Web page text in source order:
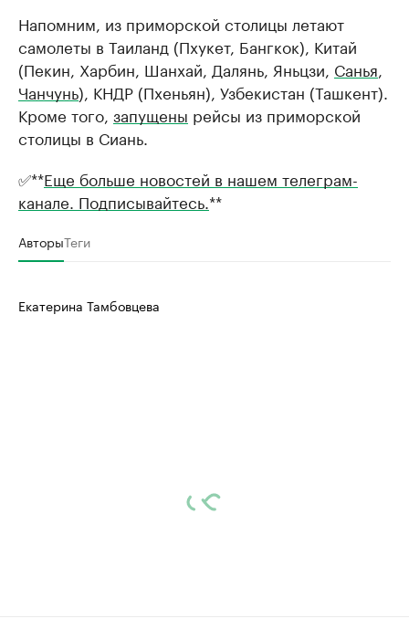
Напомним, из приморской столицы летают
самолеты в Таиланд (Пхукет, Бангкок), Китай
(Пекин, Харбин, Шанхай, Далянь, Яньцзи, Санья
Чанчунь), КНДР (Пхеньян), Узбекистан (Ташкент).
Кроме того, запущены рейсы из приморской
столицы в Сиань.
✅**Еще больше новостей в нашем телеграм-
канале. Подписывайтесь. **
АвторыТеги
Екатерина Тамбовцева